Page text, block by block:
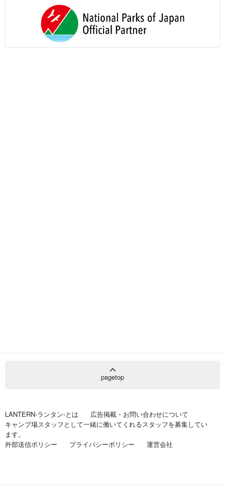
pagetop
LANTERN-ランタン-とは
広告掲載・お問い合わせについて
キャンプ場スタッフとして一緒に働いてくれるスタッフを募集してい
ます。
外部送信ポリシー
プライバシーポリシー 運営会社